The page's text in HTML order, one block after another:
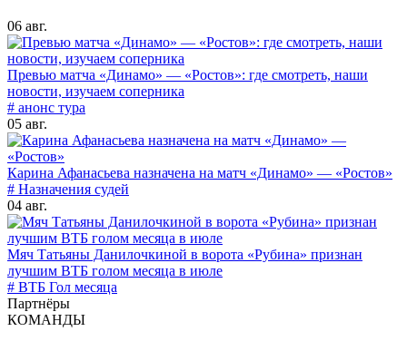
06 авг.
Превью матча «Динамо» — «Ростов»: где смотреть, наши
новости, изучаем соперника
# анонс тура
05 авг.
Карина Афанасьева назначена на матч «Динамо» — «Ростов»
# Назначения судей
04 авг.
Мяч Татьяны Данилочкиной в ворота «Рубина» признан
лучшим ВТБ голом месяца в июле
# ВТБ Гол месяца
Партнёры
КОМАНДЫ